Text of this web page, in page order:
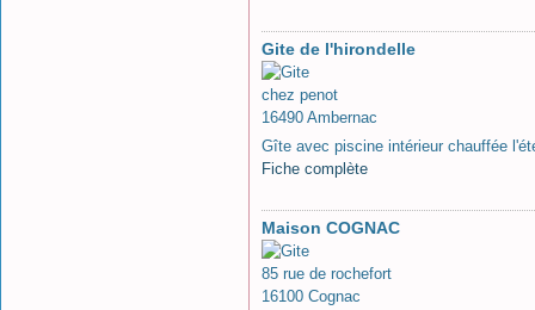
Gite de l'hirondelle
chez penot
16490 Ambernac
Gîte avec piscine intérieur chauffée
Fiche complète
Maison COGNAC
85 rue de rochefort
16100 Cognac